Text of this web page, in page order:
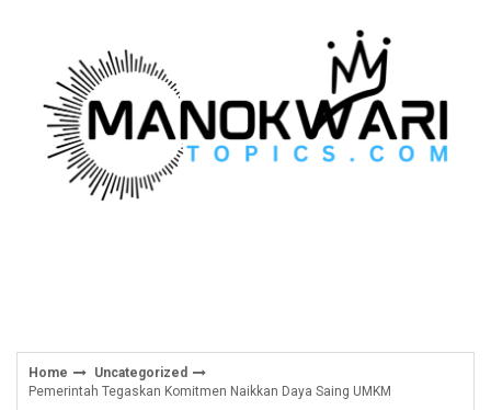
Home
Uncategorized
Pemerintah Tegaskan Komitmen Naikkan Daya Saing UMKM